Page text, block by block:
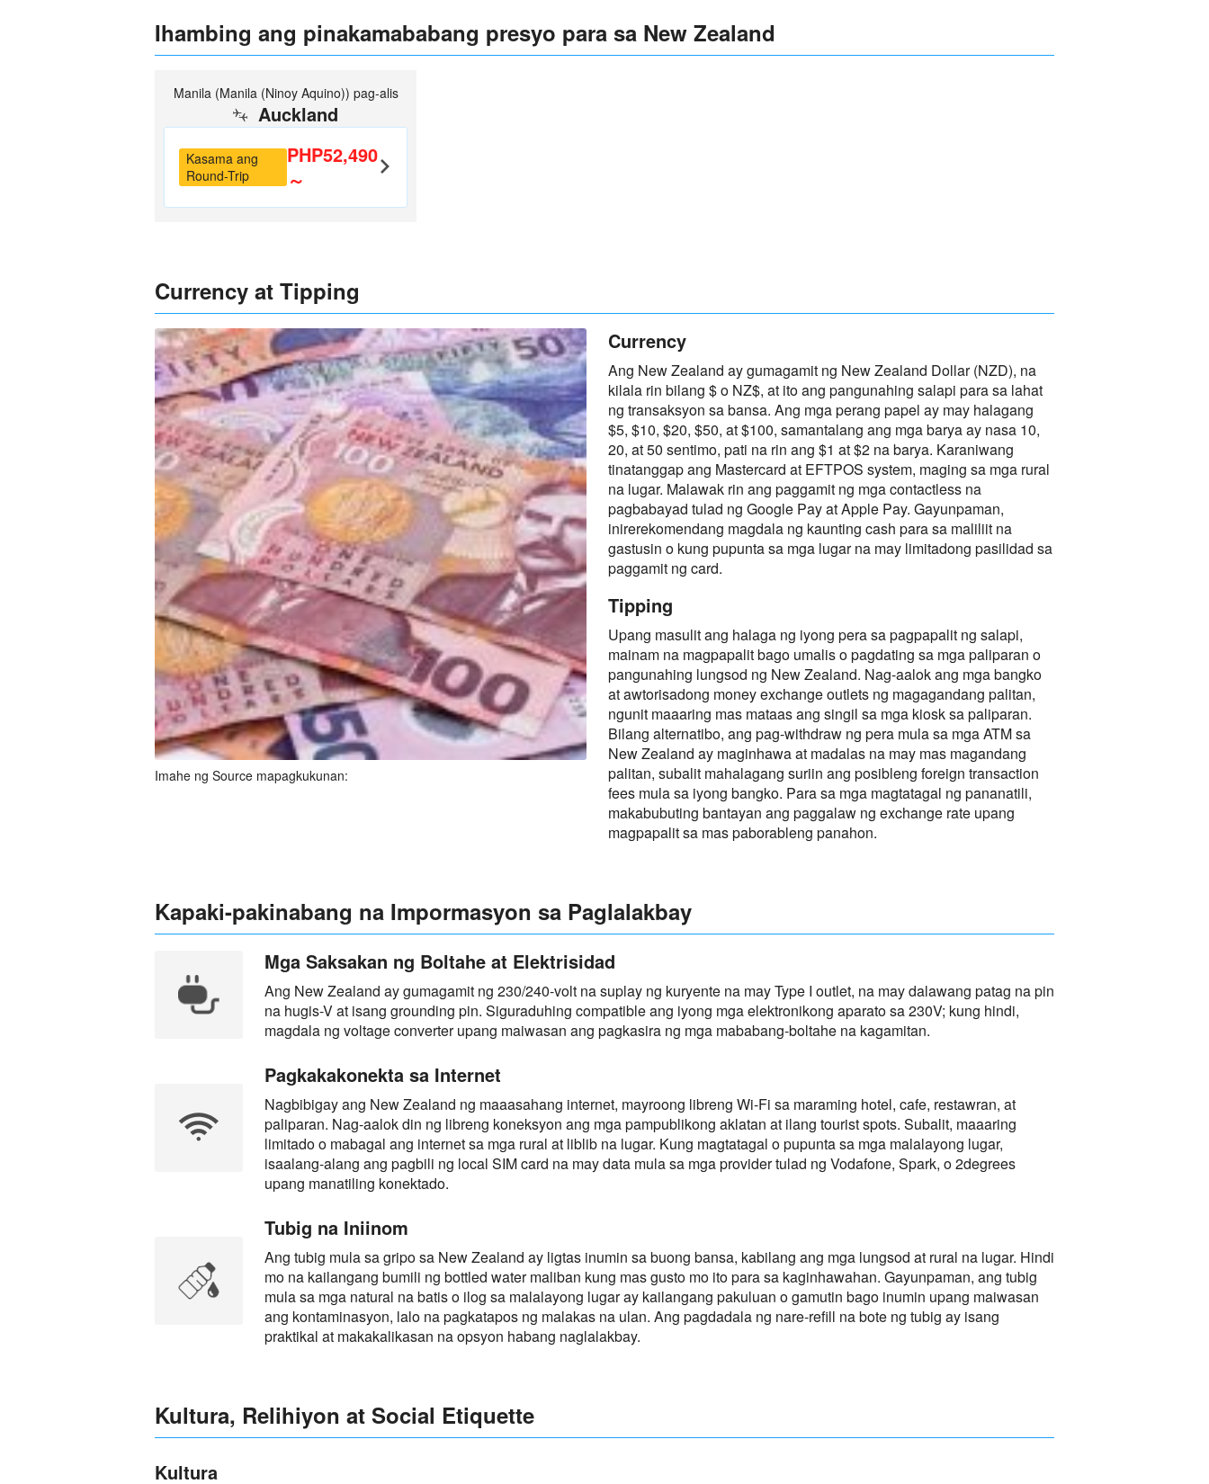
Ihambing ang pinakamababang presyo para sa New Zealand
Manila (Manila (Ninoy Aquino)) pag-alis
Auckland
Kasama ang
Round-Trip
PHP52,490
～
Currency at Tipping
Imahe ng Source mapagkukunan:
Currency
Ang New Zealand ay gumagamit ng New Zealand Dollar (NZD), na
kilala rin bilang $ o NZ$, at ito ang pangunahing salapi para sa lahat
ng transaksyon sa bansa. Ang mga perang papel ay may halagang
$5, $10, $20, $50, at $100, samantalang ang mga barya ay nasa 10,
20, at 50 sentimo, pati na rin ang $1 at $2 na barya. Karaniwang
tinatanggap ang Mastercard at EFTPOS system, maging sa mga rural
na lugar. Malawak rin ang paggamit ng mga contactless na
pagbabayad tulad ng Google Pay at Apple Pay. Gayunpaman,
inirerekomendang magdala ng kaunting cash para sa maliliit na
gastusin o kung pupunta sa mga lugar na may limitadong pasilidad sa
paggamit ng card.
Tipping
Upang masulit ang halaga ng iyong pera sa pagpapalit ng salapi,
mainam na magpapalit bago umalis o pagdating sa mga paliparan o
pangunahing lungsod ng New Zealand. Nag-aalok ang mga bangko
at awtorisadong money exchange outlets ng magagandang palitan,
ngunit maaaring mas mataas ang singil sa mga kiosk sa paliparan.
Bilang alternatibo, ang pag-withdraw ng pera mula sa mga ATM sa
New Zealand ay maginhawa at madalas na may mas magandang
palitan, subalit mahalagang suriin ang posibleng foreign transaction
fees mula sa iyong bangko. Para sa mga magtatagal ng pananatili,
makabubuting bantayan ang paggalaw ng exchange rate upang
magpapalit sa mas paborableng panahon.
Kapaki-pakinabang na Impormasyon sa Paglalakbay
Mga Saksakan ng Boltahe at Elektrisidad
Ang New Zealand ay gumagamit ng 230/240-volt na suplay ng kuryente na may Type I outlet, na may dalawang patag na pin
na hugis-V at isang grounding pin. Siguraduhing compatible ang iyong mga elektronikong aparato sa 230V; kung hindi,
magdala ng voltage converter upang maiwasan ang pagkasira ng mga mababang-boltahe na kagamitan.
Pagkakakonekta sa Internet
Nagbibigay ang New Zealand ng maaasahang internet, mayroong libreng Wi-Fi sa maraming hotel, cafe, restawran, at
paliparan. Nag-aalok din ng libreng koneksyon ang mga pampublikong aklatan at ilang tourist spots. Subalit, maaaring
limitado o mabagal ang internet sa mga rural at liblib na lugar. Kung magtatagal o pupunta sa mga malalayong lugar,
isaalang-alang ang pagbili ng local SIM card na may data mula sa mga provider tulad ng Vodafone, Spark, o 2degrees
upang manatiling konektado.
Tubig na Iniinom
Ang tubig mula sa gripo sa New Zealand ay ligtas inumin sa buong bansa, kabilang ang mga lungsod at rural na lugar. Hindi
mo na kailangang bumili ng bottled water maliban kung mas gusto mo ito para sa kaginhawahan. Gayunpaman, ang tubig
mula sa mga natural na batis o ilog sa malalayong lugar ay kailangang pakuluan o gamutin bago inumin upang maiwasan
ang kontaminasyon, lalo na pagkatapos ng malakas na ulan. Ang pagdadala ng nare-refill na bote ng tubig ay isang
praktikal at makakalikasan na opsyon habang naglalakbay.
Kultura, Relihiyon at Social Etiquette
Kultura